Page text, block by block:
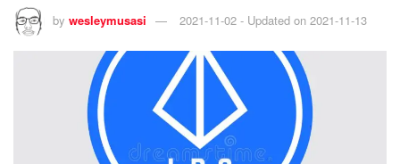
by wesleymusasi 2021-11-02 - Updated on 2021-11-13